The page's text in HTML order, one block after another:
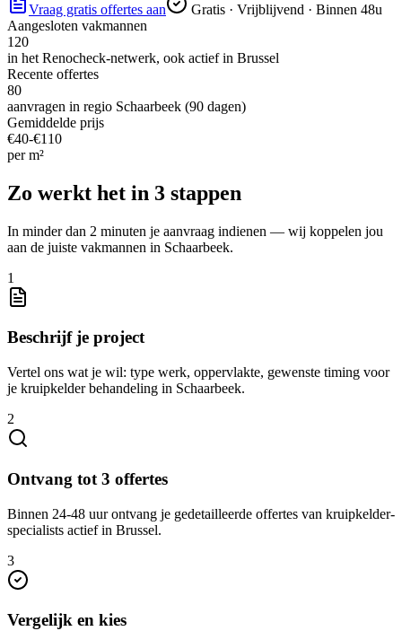
Vraag gratis offertes aan
Gratis · Vrijblijvend · Binnen 48u
Aangesloten vakmannen
120
in het Renocheck-netwerk, ook actief in Brussel
Recente offertes
80
aanvragen in regio Schaarbeek (90 dagen)
Gemiddelde prijs
€40-€110
perm²
Zo werkt het in 3 stappen
In minder dan 2 minuten je aanvraag indienen — wij koppelen jou
aan de juiste vakmannen in Schaarbeek.
1
Beschrijf je project
Vertel ons wat je wil: type werk, oppervlakte, gewenste timing voor
je kruipkelder behandeling in Schaarbeek.
2
Ontvang tot 3 offertes
Binnen 24-48 uur ontvang je gedetailleerde offertes van kruipkelder-
specialists actief in Brussel.
3
Vergelijk en kies